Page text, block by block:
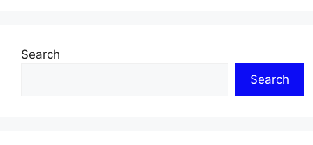
Search
Search